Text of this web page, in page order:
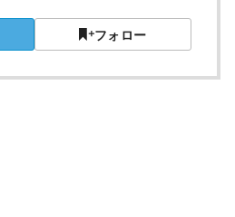
フォロー